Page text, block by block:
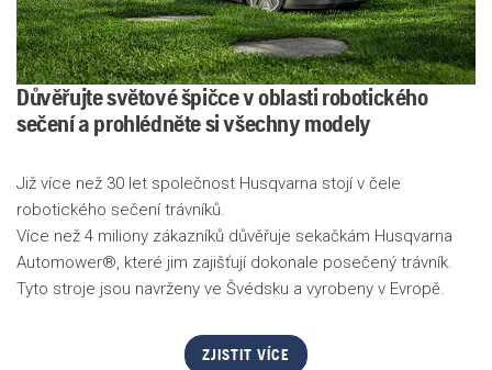
Důvěřujte světové špičce v oblasti robotického
sečení a prohlédněte si všechny modely
Již více než 30 let společnost Husqvarna stojí v čele
robotického sečení trávníků.
Více než 4 miliony zákazníků důvěřuje sekačkám Husqvarna
Automower®, které jim zajišťují dokonale posečený trávník.
Tyto stroje jsou navrženy ve Švédsku a vyrobeny v Evropě.
ZJISTIT VÍCE